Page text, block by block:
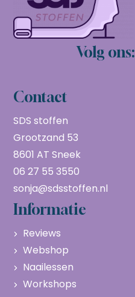
Volg ons:
Contact
SDS stoffen
Grootzand 53
8601 AT Sneek
06 27 55 3550
sonja@sdsstoffen.nl
Informatie
Reviews
Webshop
Naailessen
Workshops